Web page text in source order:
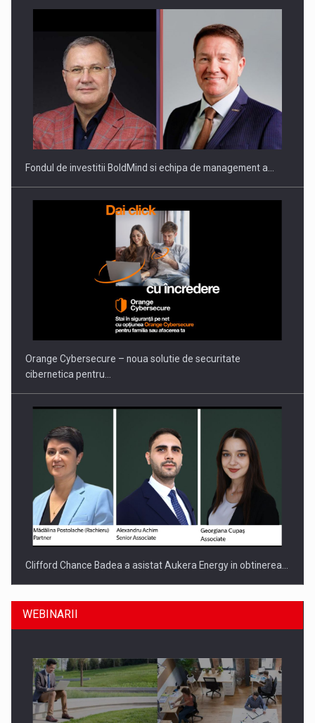
Fondul de investitii BoldMind si echipa de management a…
Orange Cybersecure – noua solutie de securitate
cibernetica pentru…
Clifford Chance Badea a asistat Aukera Energy in obtinerea…
WEBINARII